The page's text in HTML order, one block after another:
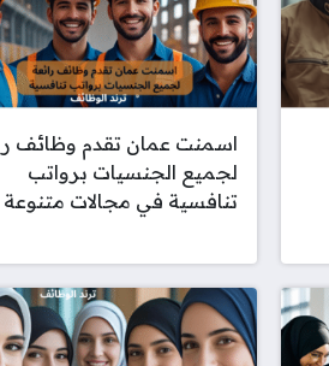
اسمنت عمان تقدم وظائف
لجميع الجنسيات برواتب
تنافسية في مجالات متنوعة